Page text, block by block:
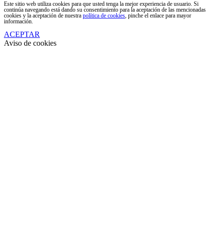
Este sitio web utiliza cookies para que usted tenga la mejor experiencia de usuario. Si
continúa navegando está dando su consentimiento para la aceptación de las mencionadas
cookies y la aceptación de nuestra política de cookies , pinche el enlace para mayor
información.
ACEPTAR
Aviso de cookies